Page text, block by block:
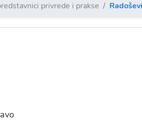
privrede i prakse